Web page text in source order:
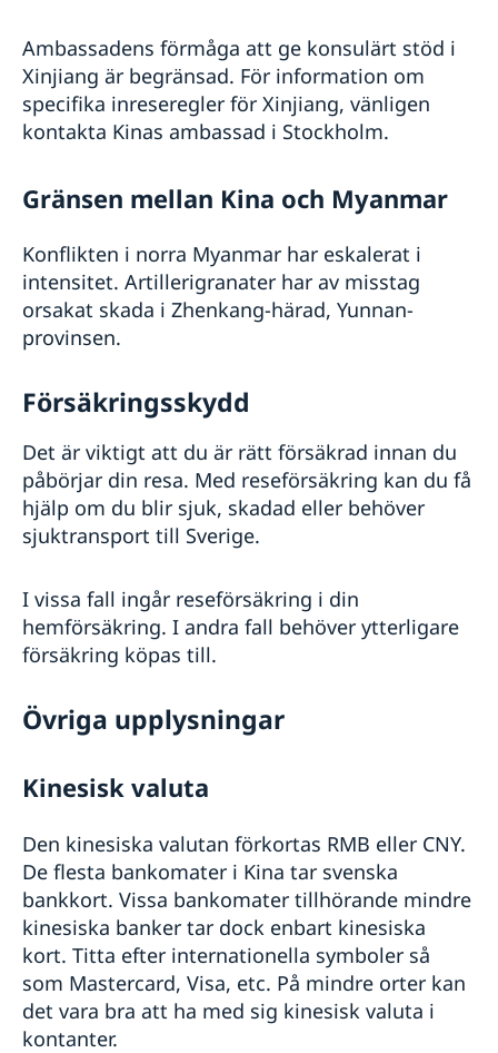
Ambassadens förmåga att ge konsulärt stöd i
Xinjiang är begränsad. För information om
specifika inreseregler för Xinjiang, vänligen
kontakta Kinas ambassad i Stockholm.
Gränsen mellan Kina och Myanmar
Konflikten i norra Myanmar har eskalerat i
intensitet. Artillerigranater har av misstag
orsakat skada i Zhenkang-härad, Yunnan-
provinsen.
Försäkringsskydd
Det är viktigt att du är rätt försäkrad innan du
påbörjar din resa. Med reseförsäkring kan du få
hjälp om du blir sjuk, skadad eller behöver
sjuktransport till Sverige.
I vissa fall ingår reseförsäkring i din
hemförsäkring. I andra fall behöver ytterligare
försäkring köpas till.
Övriga upplysningar
Kinesisk valuta
Den kinesiska valutan förkortas RMB eller CNY.
De flesta bankomater i Kina tar svenska
bankkort. Vissa bankomater tillhörande mindre
kinesiska banker tar dock enbart kinesiska
kort. Titta efter internationella symboler så
som Mastercard, Visa, etc. På mindre orter kan
det vara bra att ha med sig kinesisk valuta i
kontanter.